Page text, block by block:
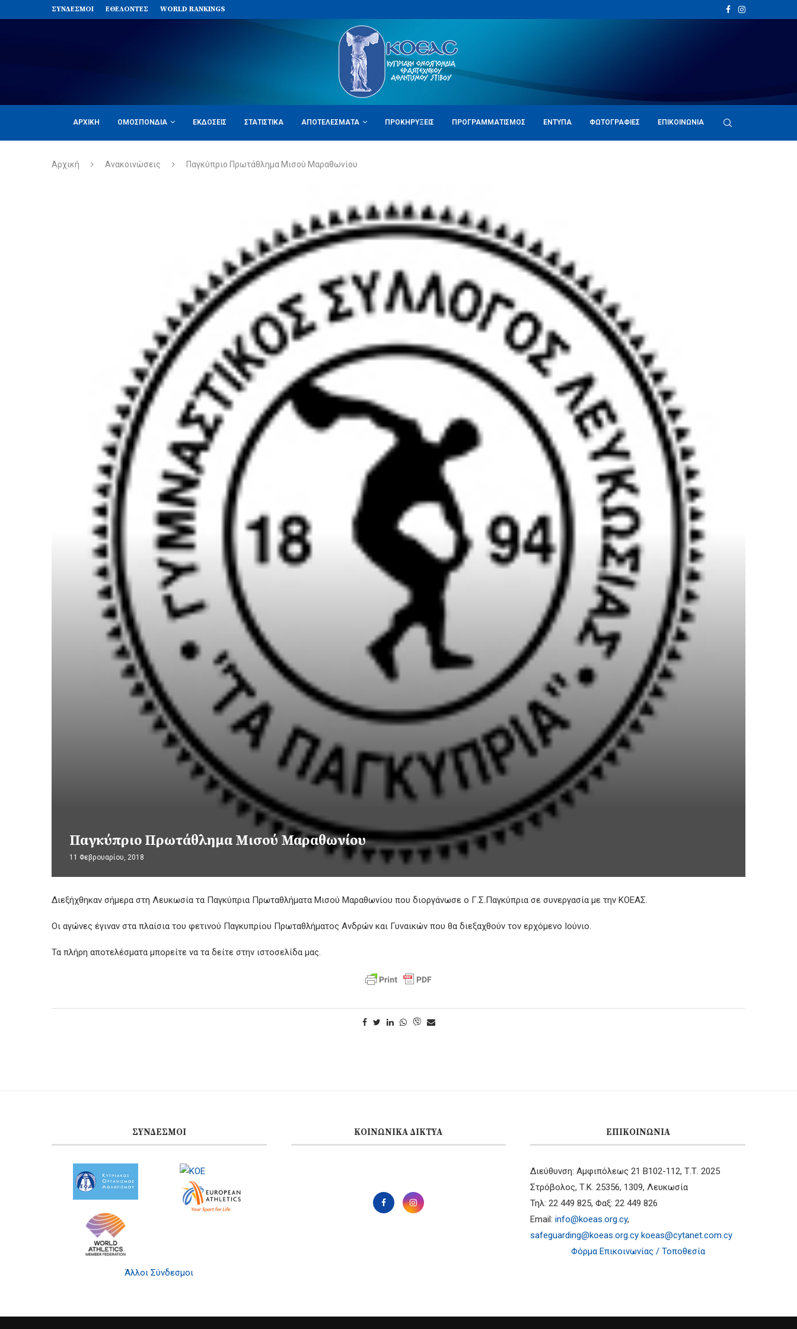
ΣΥΝΔΈΣΜΟΙ ΕΘΕΛΟΝΤΈΣ WORLD RANKINGS
ΑΡΧΙΚΉ ΟΜΟΣΠΟΝΔΊΑ ΕΚΔΌΣΕΙΣ ΣΤΑΤΙΣΤΙΚΆ ΑΠΟΤΕΛΈΣΜΑΤΑ ΠΡΟΚΗΡΎΞΕΙΣ ΠΡΟΓΡΑΜΜΑΤΙΣΜΌΣ ΈΝΤΥΠΑ ΦΩΤΟΓΡΑΦΊΕΣ ΕΠΙΚΟΙΝΩΝΊΑ
Αρχική Ανακοινώσεις Παγκύπριο Πρωτάθλημα Μισού Μαραθωνίου
Παγκύπριο Πρωτάθλημα Μισού Μαραθωνίου
11 Φεβρουαρίου, 2018
Διεξήχθηκαν σήμερα στη Λευκωσία τα Παγκύπρια Πρωταθλήματα Μισού Μαραθωνίου που διοργάνωσε ο Γ.Σ.Παγκύπρια σε συνεργασία με την ΚΟΕΑΣ.
Οι αγώνες έγιναν στα πλαίσια του φετινού Παγκυπρίου Πρωταθλήματος Ανδρών και Γυναικών που θα διεξαχθούν τον ερχόμενο Ιούνιο.
Τα πλήρη αποτελέσματα μπορείτε να τα δείτε στην ιστοσελίδα μας.
ΣΎΝΔΕΣΜΟΙ
Άλλοι Σύνδεσμοι
ΚΟΙΝΩΝΙΚΆ ΔΊΚΤΥΑ ΕΠΙΚΟΙΝΩΝΊΑ
Διεύθυνση: Αμφιπόλεως 21 B102-112, Τ.Τ. 2025
Στρόβολος, Τ.Κ. 25356, 1309, Λευκωσία
Τηλ: 22 449 825, Φαξ: 22 449 826
Email:info@koeas.org.cy,
safeguarding@koeas.org.cy koeas@cytanet.com.cy
Φόρμα Επικοινωνίας / Τοποθεσία